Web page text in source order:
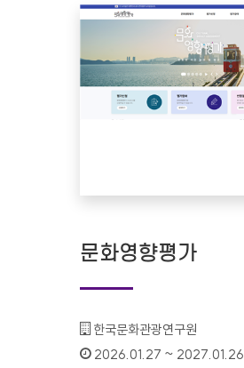
문화영향평가
기관명 :
한국문화관광연구원
인증기간 :
2026.01.27 ~ 2027.01.26